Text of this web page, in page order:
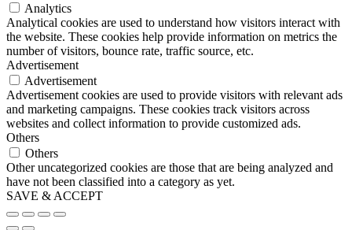
Analytics
Analytical cookies are used to understand how visitors interact with
the website. These cookies help provide information on metrics the
number of visitors, bounce rate, traffic source, etc.
Advertisement
Advertisement
Advertisement cookies are used to provide visitors with relevant ads
and marketing campaigns. These cookies track visitors across
websites and collect information to provide customized ads.
Others
Others
Other uncategorized cookies are those that are being analyzed and
have not been classified into a category as yet.
SAVE & ACCEPT